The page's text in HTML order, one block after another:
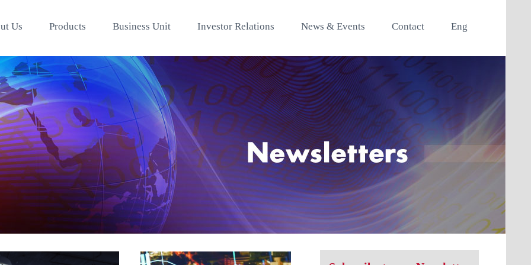
Us Products Business Unit Investor Relations News & Events Contact Eng